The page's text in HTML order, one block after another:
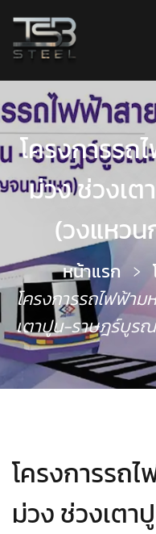
โครงการรถ
ม่วง ช่วงเ
(วงแหว
หน้าแรก
โครงการรถไฟฟ้า
เตาปูน-ราษฎร์บูร
โครงการรถ
ม่วง ช่วงเต